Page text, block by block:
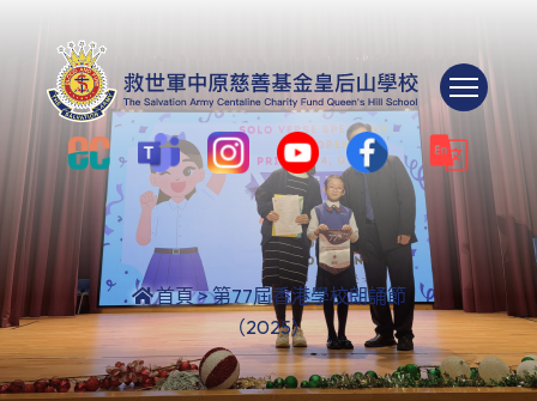
首頁>第77屆香港學校朗誦節
（2025）